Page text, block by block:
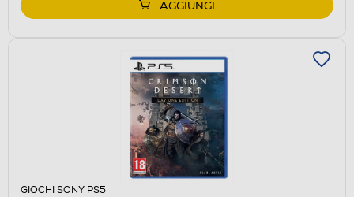
AGGIUNGI
GIOCHI SONY PS5